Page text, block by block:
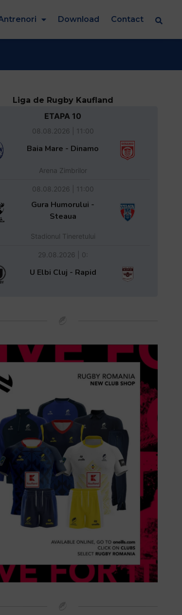
Download Contact
Liga de Rugby Kaufland
ETAPA 10
08.08.2026 | 11:00
Baia Mare - Dinamo
Arena Zimbrilor
08.08.2026 | 11:00
Gura Humorului -
Steaua
Stadionul Tineretului
29.08.2026 | 0:
U Elbi Cluj - Rapid